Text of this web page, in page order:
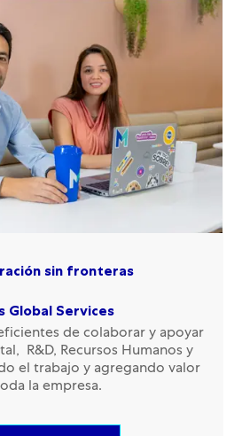
sin fronteras
Global Services
de colaborar y apoyar
R&D, Recursos Humanos y
el trabajo y agregando valor
la empresa.